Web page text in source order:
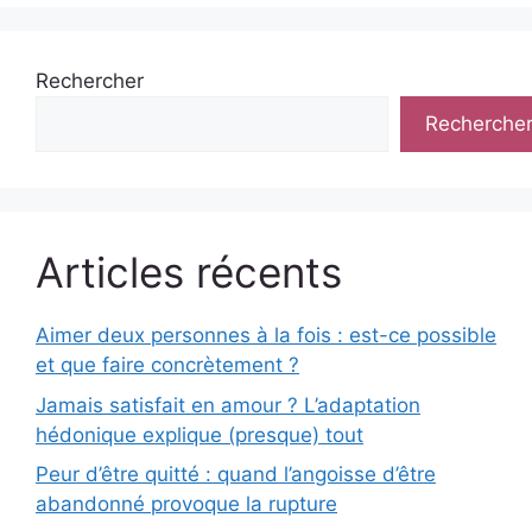
Rechercher
Rechercher
Articles récents
Aimer deux personnes à la fois : est-ce possible
et que faire concrètement ?
Jamais satisfait en amour ? L’adaptation
hédonique explique (presque) tout
Peur d’être quitté : quand l’angoisse d’être
abandonné provoque la rupture